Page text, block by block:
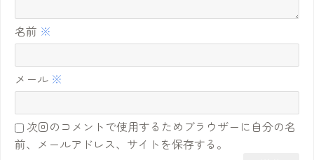
名前 ※
メール ※
次回のコメントで使用するためブラウザーに自分の名
前、メールアドレス、サイトを保存する。